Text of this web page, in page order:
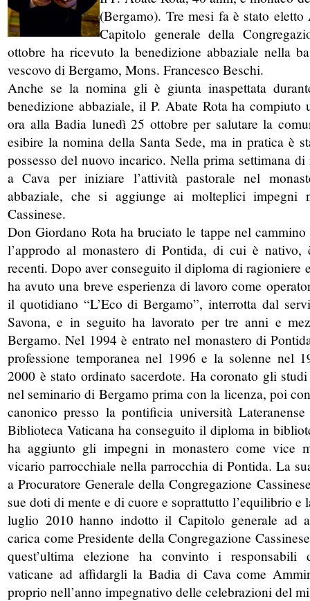
(Bergamo). Tre mesi fa è stato eletto
Capitolo generale della
ottobre ha ricevuto la benedizione abbaziale nella
vescovo di Bergamo, Mons. Francesco Beschi.
Anche se la nomina gli è giunta inaspettata
benedizione abbaziale, il P. Abate Rota ha compiuto
ora alla Badia lunedì 25 ottobre per salutare la
esibire la nomina della Santa Sede, ma in pratica è
possesso del nuovo incarico. Nella prima settimana
a Cava per iniziare l’attività pastorale nel
abbaziale, che si aggiunge ai molteplici impegni
Cassinese.
Don Giordano Rota ha bruciato le tappe nel
l’approdo al monastero di Pontida, di cui è nativo,
recenti. Dopo aver conseguito il diploma di ragioniere
ha avuto una breve esperienza di lavoro come
il quotidiano “L’Eco di Bergamo”, interrotta dal
Savona, e in seguito ha lavorato per tre anni e
Bergamo. Nel 1994 è entrato nel monastero di
professione temporanea nel 1996 e la solenne nel
2000 è stato ordinato sacerdote. Ha coronato gli
nel seminario di Bergamo prima con la licenza, poi
canonico presso la pontificia università
Biblioteca Vaticana ha conseguito il diploma in
ha aggiunto gli impegni in monastero come vice
vicario parrocchiale nella parrocchia di Pontida. La
a Procuratore Generale della Congregazione
sue doti di mente e di cuore e soprattutto l’equilibrio e
luglio 2010 hanno indotto il Capitolo generale ad
carica come Presidente della Congregazione
quest’ultima elezione ha convinto i responsabili
vaticane ad affidargli la Badia di Cava come
proprio nell’anno impegnativo delle celebrazioni del